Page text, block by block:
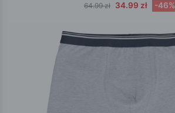
64.99 zł 34.99 zł -46%